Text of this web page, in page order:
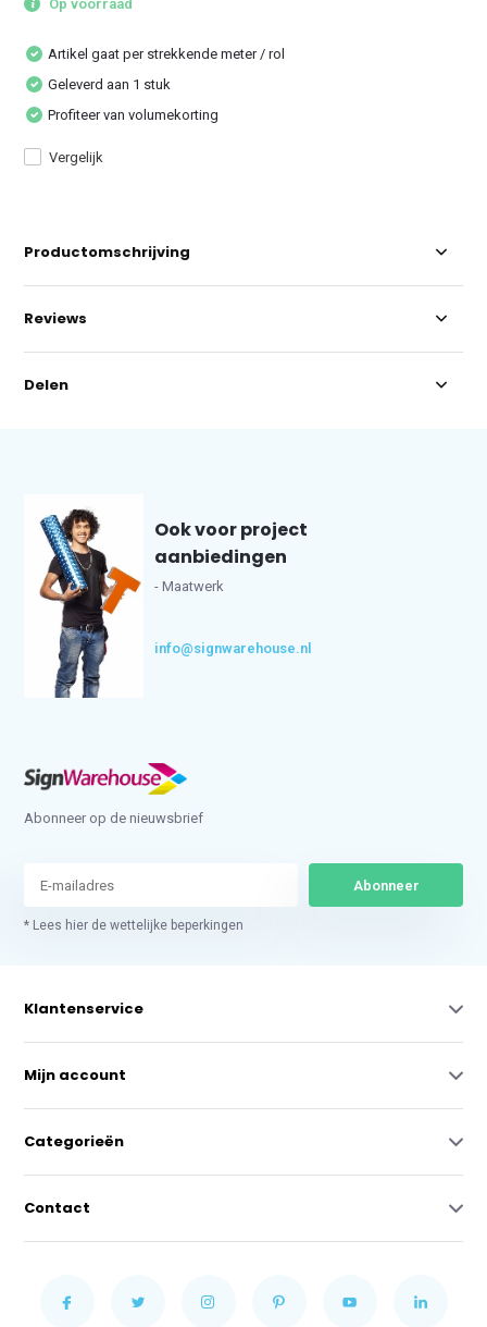
Op voorraad
Artikel gaat per strekkende meter / rol
Geleverd aan 1 stuk
Profiteer van volumekorting
Vergelijk
Productomschrijving
Reviews
Delen
Ook voor project
aanbiedingen
- Maatwerk
info@signwarehouse.nl
Abonneer op de nieuwsbrief
Abonneer
* Lees hier de wettelijke beperkingen
Klantenservice
Mijn account
Categorieën
Contact